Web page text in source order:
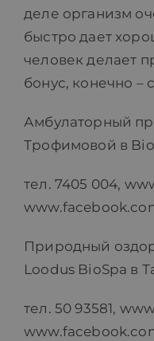
деле организм
быстро дает
человек делает
бонус, конечно –
Амбулаторный
Трофимовой в
тел. 7405 004,
Природный
Loodus BioSpa в
тел. 50 93581,